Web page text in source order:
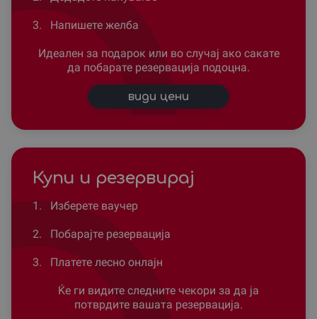
3. Напишете желба
Идеален за подарок или во случај ако сакате
да побарате резервација подоцна.
види цени
Купи и резервирај
1. Изберете ваучер
2. Побарајте резервација
3. Платете лесно онлајн
Ќе ги видите следните чекори за да ја
потврдите вашата резервација.